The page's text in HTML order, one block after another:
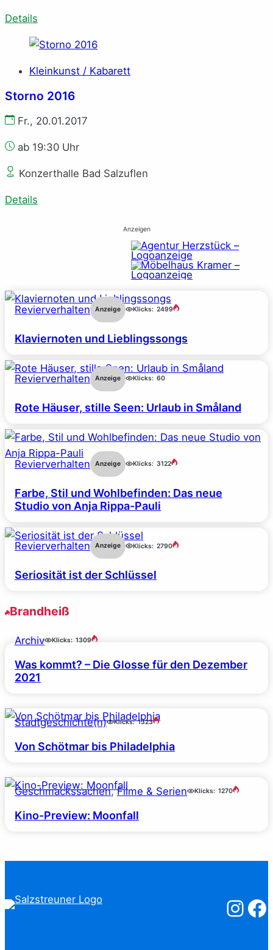
Details
Kleinkunst / Kabarett
Storno 2016
Fr., 20.01.2017
ab 19:30 Uhr
Konzerthalle Bad Salzuflen
Details
Anzeigen
Revierverhalten Anzeige Klicks: 2499
Klaviernoten und Lieblingssongs
Revierverhalten Anzeige Klicks: 60
Rote Häuser, stille Seen: Urlaub in Småland
Revierverhalten Anzeige Klicks: 3122
Farbe, Stil und Wohlbefinden: Das neue
Studio von Anja Rippa-Pauli
Revierverhalten Anzeige Klicks: 2790
Seriosität ist der Schlüssel
Brandheiß
Archiv Klicks: 1309
Was kommt? – Die Glosse für den Dezember
2021
Stadtgeschichte(n) Klicks: 1323
Von Schötmar bis Philadelphia
Geschmackssachen, Filme & Serien Klicks: 1270
Kino-Preview: Moonfall